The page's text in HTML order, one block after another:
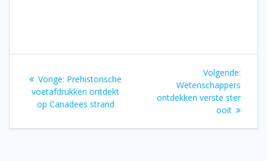
navigatie
Vorige: Vorig
bericht:
Prehistorische
voetafdrukken ontdekt
op Canadees strand
Volgende:
Wetenschappers
ontdekken verste ster
ooit